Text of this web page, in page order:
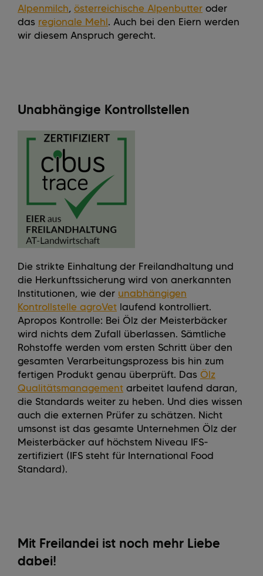
Alpenmilch, österreichische Alpenbutter oder
das regionale Mehl. Auch bei den Eiern werden
wir diesem Anspruch gerecht.
Unabhängige Kontrollstellen
Die strikte Einhaltung der Freilandhaltung und
die Herkunftssicherung wird von anerkannten
Institutionen, wie der unabhängigen
Kontrollstelle agroVet laufend kontrolliert.
Apropos Kontrolle: Bei Ölz der Meisterbäcker
wird nichts dem Zufall überlassen. Sämtliche
Rohstoffe werden vom ersten Schritt über den
gesamten Verarbeitungsprozess bis hin zum
fertigen Produkt genau überprüft. Das Ölz
Qualitätsmanagement arbeitet laufend daran,
die Standards weiter zu heben. Und dies wissen
auch die externen Prüfer zu schätzen. Nicht
umsonst ist das gesamte Unternehmen Ölz der
Meisterbäcker auf höchstem Niveau IFS-
zertifiziert (IFS steht für International Food
Standard).
Mit Freilandei ist noch mehr Liebe
dabei!